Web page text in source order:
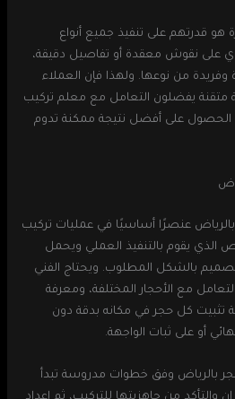
هو قدرتهم على تنفيذ جميع أنواع
على نقوش معقدة أو تفاصيل دقيقة،
وفريدة من نوعها. ولهذا فإن العملاء
متقنة يفضلون التعامل مع معلم تركيب
الحصول على أفضل نتيجة ممكنة تدوم
عنصرًا أساسيًا في عمليات تركيب
الذي يقوم بالتنفيذ العملي ويحمل
بالشكل المطلوب. ويحتاج الفني
مع الأحجار المختلفة، ومعرفة
كل حجر في مكانه بدقة دون
أو على ثبات الواجهة.
بالرياض وفق خطوات مدروسة تبدأ